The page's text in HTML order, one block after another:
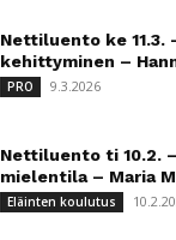
Nettiluento ke 11.3.
kehittyminen –
PRO 9.3.2026
Nettiluento ti 10.2.
mielentila – Maria
Eläinten koulutus